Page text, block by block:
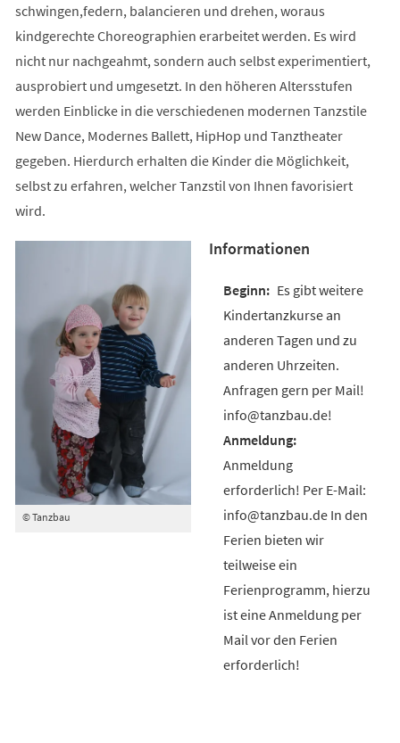
schwingen,federn, balancieren und drehen, woraus
kindgerechte Choreographien erarbeitet werden. Es wird
nicht nur nachgeahmt, sondern auch selbst experimentiert,
ausprobiert und umgesetzt. In den höheren Altersstufen
werden Einblicke in die verschiedenen modernen Tanzstile
New Dance, Modernes Ballett, HipHop und Tanztheater
gegeben. Hierdurch erhalten die Kinder die Möglichkeit,
selbst zu erfahren, welcher Tanzstil von Ihnen favorisiert
wird.
© Tanzbau
Informationen
Es gibt weitere
Kindertanzkurse an
anderen Tagen und zu
anderen Uhrzeiten.
Anfragen gern per Mail!
info@tanzbau.de!
Anmeldung
erforderlich! Per E-Mail:
info@tanzbau.de In den
Ferien bieten wir
teilweise ein
Ferienprogramm, hierzu
ist eine Anmeldung per
Mail vor den Ferien
erforderlich!